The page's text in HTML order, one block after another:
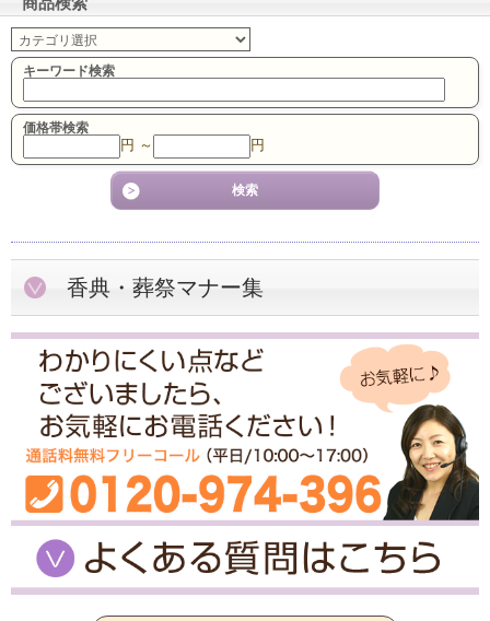
キーワード検索
価格帯検索
円 ～ 円
香典・葬祭マナー集